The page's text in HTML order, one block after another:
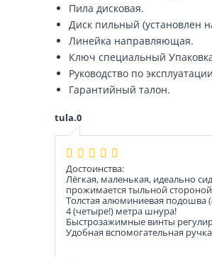
Пила дисковая.
Диск пильный (установлен
Линейка направляющая.
Ключ специальный
Руководство по
Гарантийный талон.
tula.0
Достоинства:
Лёгкая, маленькая, идеально
прожимается тыльной
Толстая алюминиевая подошва
4 (четыре!) метра шнура!
Быстрозажимные винты
Удобная вспомогательная